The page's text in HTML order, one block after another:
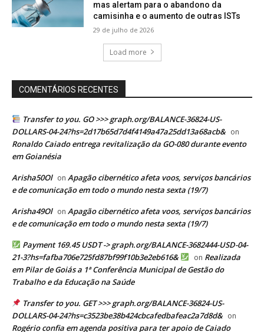
mas alertam para o abandono da
camisinha e o aumento de outras ISTs
29 de julho de 2026
Load more
COMENTÁRIOS RECENTES
Transfer to you. GO >>> graph.org/BALANCE-36824-US-
DOLLARS-04-24?hs=2d17b65d7d4f4149a47a25dd13a68acb& on
Ronaldo Caiado entrega revitalização da GO-080 durante evento
em Goianésia
Arisha50Ol on Apagão cibernético afeta voos, serviços bancários
e de comunicação em todo o mundo nesta sexta (19/7)
Arisha49Ol on Apagão cibernético afeta voos, serviços bancários
e de comunicação em todo o mundo nesta sexta (19/7)
Payment 169.45 USDT -> graph.org/BALANCE-3682444-USD-04-
21-3?hs=fafba706e725fd87bf99f10b3e2eb616&
on Realizada
em Pilar de Goiás a 1ª Conferência Municipal de Gestão do
Trabalho e da Educação na Saúde
Transfer to you. GET >>> graph.org/BALANCE-36824-US-
DOLLARS-04-24?hs=c3523be38b424cbcafedbafeac2a7d8d& on
Rogério confia em agenda positiva para ter apoio de Caiado